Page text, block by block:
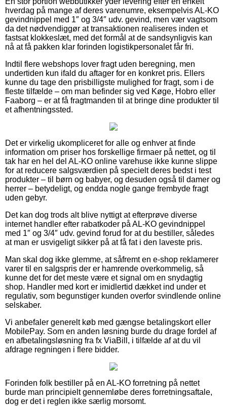
hverdag på mange af deres varenumre, eksempelvis AL-KO
gevindnippel med 1″ og 3/4″ udv. gevind, men vær vagtsom
da det nødvendiggør at transaktionen realiseres inden et
fastsat klokkeslæt, med det formål at de sandsynligvis kan
nå at få pakken klar forinden logistikpersonalet får fri.
Indtil flere webshops lover fragt uden beregning, men
undertiden kun ifald du aftager for en konkret pris. Ellers
kunne du tage den prisbilligste mulighed for fragt, som i de
fleste tilfælde – om man befinder sig ved Køge, Hobro eller
Faaborg – er at få fragtmanden til at bringe dine produkter til
et afhentningssted.
Det er virkelig ukompliceret for alle og enhver at finde
information om priser hos forskellige firmaer på nettet, og til
tak har en hel del AL-KO online varehuse ikke kunne slippe
for at reducere salgsværdien på specielt deres bedst i test
produkter – til børn og babyer, og desuden også til damer og
herrer – betydeligt, og endda nogle gange frembyde fragt
uden gebyr.
Det kan dog trods alt blive nyttigt at efterprøve diverse
internet handler efter rabatkoder på AL-KO gevindnippel
med 1″ og 3/4″ udv. gevind forud for at du bestiller, således
at man er usvigeligt sikker på at få fat i den laveste pris.
Man skal dog ikke glemme, at såfremt en e-shop reklamerer
varer til en salgspris der er hamrende overkommelig, så
kunne det for det meste være et signal om en snydagtig
shop. Handler med kort er imidlertid dækket ind under et
regulativ, som begunstiger kunden overfor svindlende online
selskaber.
Vi anbefaler generelt køb med gængse betalingskort eller
MobilePay. Som en anden løsning burde du drage fordel af
en afbetalingsløsning fra fx ViaBill, i tilfælde af at du vil
afdrage regningen i flere bidder.
Forinden folk bestiller på en AL-KO forretning på nettet
burde man principielt gennemløbe deres forretningsaftale,
dog er det i reglen ikke særlig morsomt.